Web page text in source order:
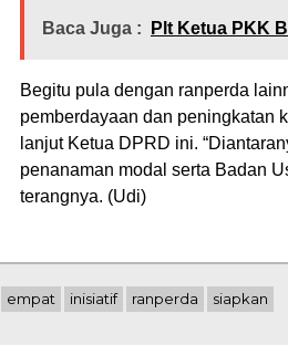
Baca Juga : Plt Ketua PKK
Begitu pula dengan ranperda
pemberdayaan dan peningkatan
lanjut Ketua DPRD ini.
penanaman modal serta Badan
terangnya. (Udi)
empat inisiatif ranperda siapkan